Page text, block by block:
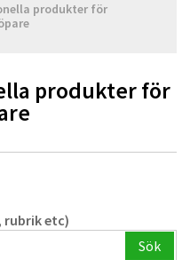
produkter för
produkter för
rubrik etc)
Sök